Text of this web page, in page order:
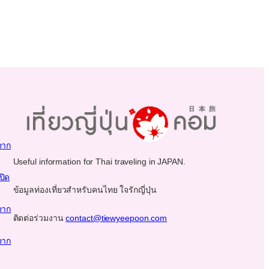
ก
ด
ก
ก
Useful information for Thai traveling in JAPAN.
ข้อมูลท่องเที่ยวสำหรับคนไทย ใจรักญี่ปุ่น
ติดต่อร่วมงานcontact@tiewyeepoon.com